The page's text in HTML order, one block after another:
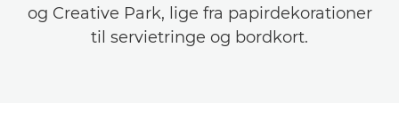
og Creative Park, lige fra papirdekorationer
til servietringe og bordkort.